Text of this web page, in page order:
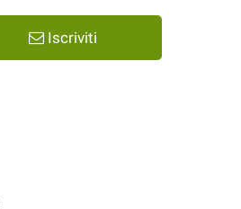
Iscriviti